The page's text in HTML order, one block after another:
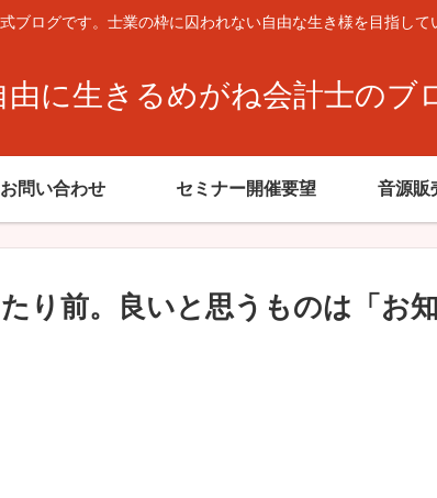
ログです。士業の枠に囚われない自由な生き様を目指して
由に生きるめがね会計士のブ
お問い合わせ セミナー開催要望 音源販
り前。良いと思うものは「お知